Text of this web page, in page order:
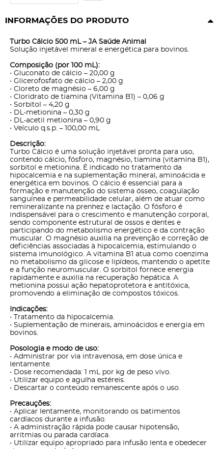
INFORMAÇÕES DO PRODUTO
Turbo Cálcio 500 mL – JA Saúde Animal
Solução injetável mineral e energética para bovinos.
Composição (por 100 mL):
• Gluconato de cálcio – 20,00 g
• Glicerofosfato de cálcio – 2,00 g
• Cloreto de magnésio – 6,00 g
• Cloridrato de tiamina (Vitamina B1) – 0,06 g
• Sorbitol – 4,20 g
• DL-metionina – 0,30 g
• DL-acetil metionina – 0,90 g
• Veículo q.s.p. – 100,00 mL
Descrição:
Turbo Cálcio é uma solução injetável pronta para uso,
contendo cálcio, fósforo, magnésio, tiamina (vitamina B1),
sorbitol e metionina. É indicado no tratamento da
hipocalcemia e na suplementação mineral, aminoácida e
energética em bovinos. O cálcio é essencial para a
formação e manutenção do sistema ósseo, coagulação
sanguínea e permeabilidade celular, além de atuar como
remineralizante na prenhez e lactação. O fósforo é
indispensável para o crescimento e manutenção corporal,
sendo componente estrutural de ossos e dentes e
participando do metabolismo energético e da contração
muscular. O magnésio auxilia na prevenção e correção de
deficiências associadas à hipocalcemia, estimulando o
sistema imunológico. A vitamina B1 atua como coenzima
no metabolismo da glicose e lipídeos, mantendo o apetite
e a função neuromuscular. O sorbitol fornece energia
rapidamente e auxilia na recuperação hepática. A
metionina possui ação hepatoprotetora e antitóxica,
promovendo a eliminação de compostos tóxicos.
Indicações:
• Tratamento da hipocalcemia.
• Suplementação de minerais, aminoácidos e energia em
bovinos.
Posologia e modo de uso:
• Administrar por via intravenosa, em dose única e
lentamente.
• Dose recomendada: 1 mL por kg de peso vivo.
• Utilizar equipo e agulha estéreis.
• Descartar o conteúdo remanescente após o uso.
Precauções:
• Aplicar lentamente, monitorando os batimentos
cardíacos durante a infusão.
• A administração rápida pode causar hipotensão,
arritmias ou parada cardíaca.
• Utilizar equipo apropriado para infusão lenta e obedecer